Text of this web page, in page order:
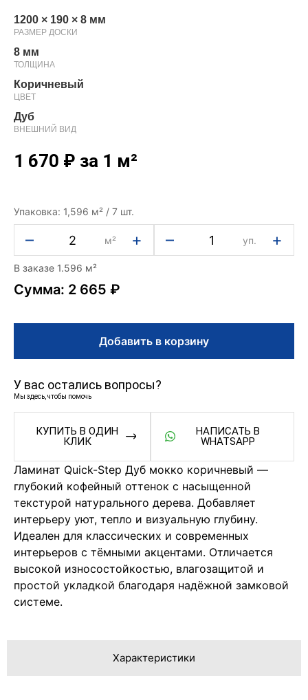
1200 × 190 × 8 мм
РАЗМЕР ДОСКИ
8 мм
ТОЛЩИНА
Коричневый
ЦВЕТ
Дуб
ВНЕШНИЙ ВИД
1 670 ₽ за 1 м²
Упаковка: 1,596 м² / 7 шт.
– м² + – уп. +
В заказе 1.596 м²
Сумма: 2 665 ₽
Добавить в корзину
У вас остались вопросы?
Мы здесь, чтобы помочь
КУПИТЬ В ОДИН
КЛИК
НАПИСАТЬ В
WHATSAPP
Ламинат Quick-Step Дуб мокко коричневый —
глубокий кофейный оттенок с насыщенной
текстурой натурального дерева. Добавляет
интерьеру уют, тепло и визуальную глубину.
Идеален для классических и современных
интерьеров с тёмными акцентами. Отличается
высокой износостойкостью, влагозащитой и
простой укладкой благодаря надёжной замковой
системе.
Характеристики